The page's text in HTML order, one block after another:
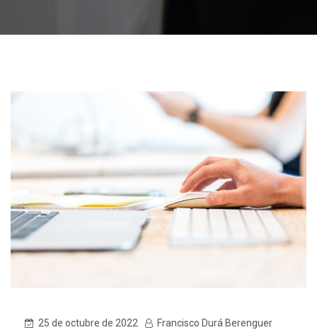
25 de octubre de 2022
Francisco Durá Berenguer